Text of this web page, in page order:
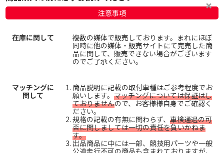
注意事項
在庫に関して
複数の媒体で販売しております。まれにほぼ
同時に他の媒体・販売サイトにて完売した商
品に関して、販売できない場合がございます
のでご了承ください。
マッチングに
関して
商品説明に記載の取付車種はご参考程度でお
願いします。 マッチングについては保証はし
ておりませんので、お客様様自身でご確認く
ださい。
規格の記載の有無に関わらず、 車検通過の可
否に関しましては一切の責任を負いかねま
す。
出品商品に中には一部、競技用パーツや一般